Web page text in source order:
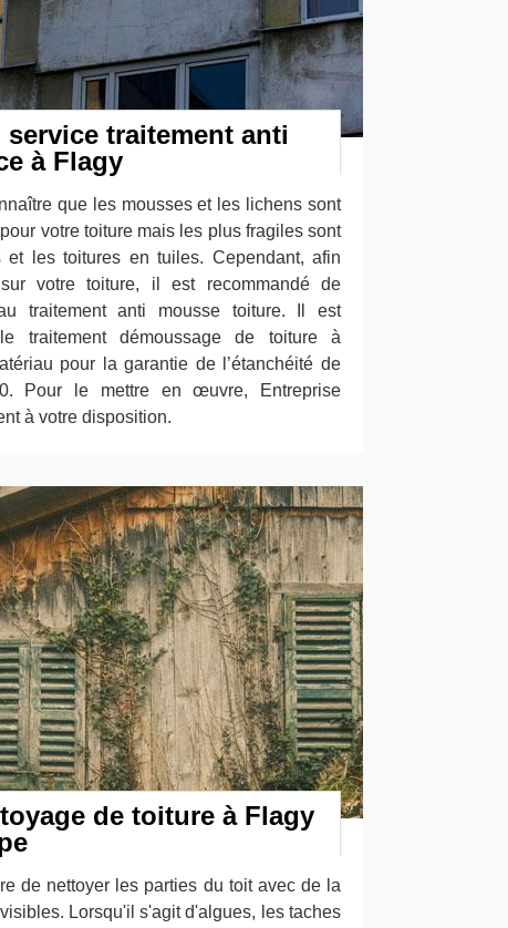
traitement anti
à Flagy
que les mousses et les lichens sont
votre toiture mais les plus fragiles sont
les toitures en tuiles. Cependant, afin
votre toiture, il est recommandé de
traitement anti mousse toiture. Il est
traitement démoussage de toiture à
pour la garantie de l’étanchéité de
Pour le mettre en œuvre, Entreprise
à votre disposition.
de toiture à Flagy
de nettoyer les parties du toit avec de la
Lorsqu'il s'agit d'algues, les taches